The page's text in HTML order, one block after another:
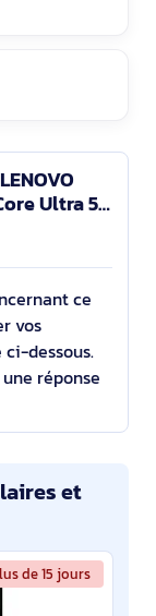
Ultra 5
SSD M.2
ce
vos
dessous.
réponse
et
de 15 jours